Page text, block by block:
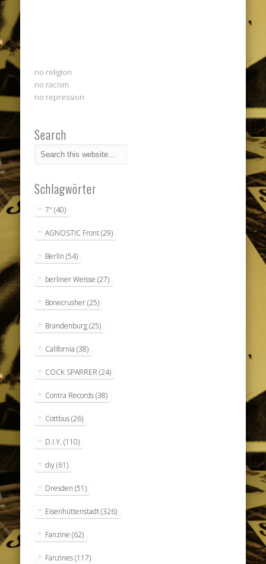
no religion
no racism
no repression
Search
Schlagwörter
7" (40)
AGNOSTIC Front(29)
Berlin (54)
berliner Weisse (27)
Bonecrusher(25)
Brandenburg(25)
California (38)
COCK SPARRER (24)
Contra Records(38)
Cottbus(26)
D.I.Y. (110)
diy(61)
Dresden (51)
Eisenhüttenstadt(326)
Fanzine (62)
Fanzines(117)